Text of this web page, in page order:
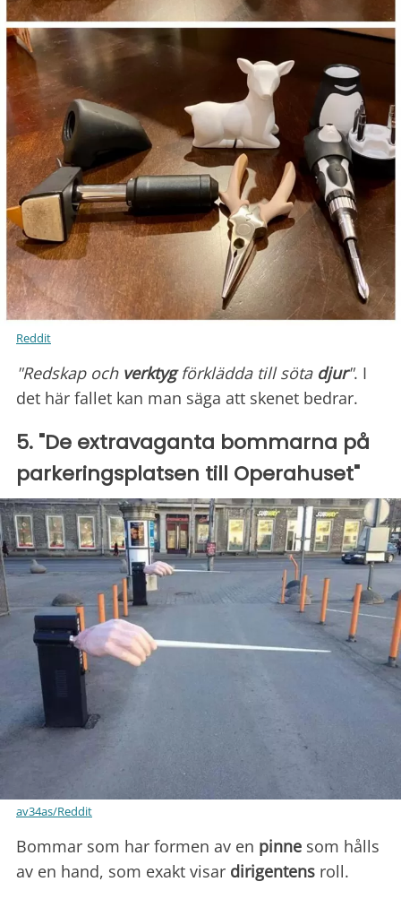
Reddit
"Redskap och verktygförklädda till söta djur". I
det här fallet kan man säga att skenet bedrar.
5. "De extravaganta bommarna på
parkeringsplatsen till Operahuset"
av34as/Reddit
Bommar som har formen av en pinne som hålls
av en hand, som exakt visar dirigentens roll.